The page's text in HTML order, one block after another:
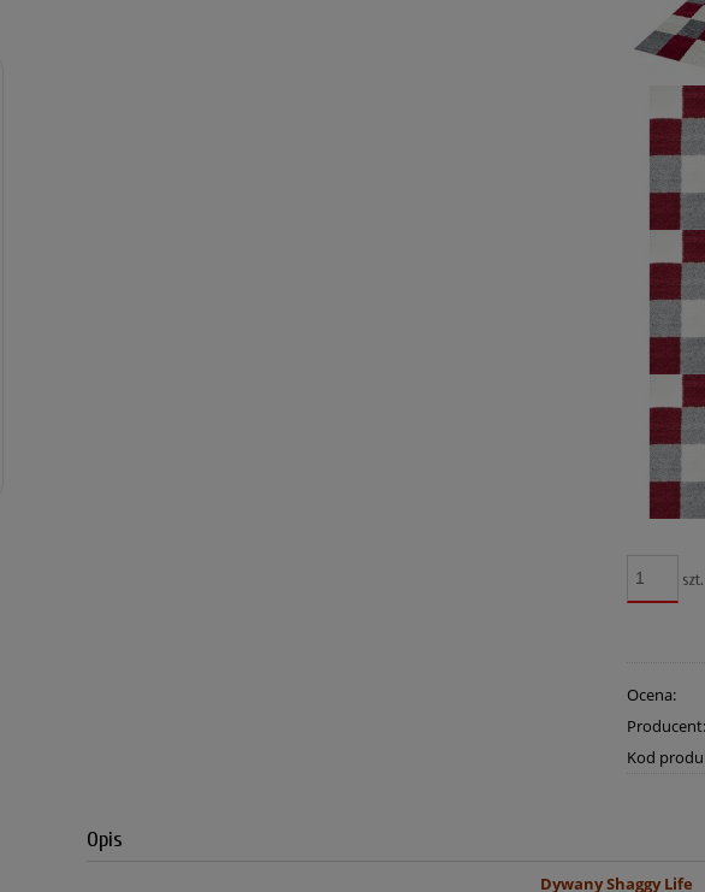
szt.
Ocena:
Producent:
Kod
Opis
Dywany Shaggy Life